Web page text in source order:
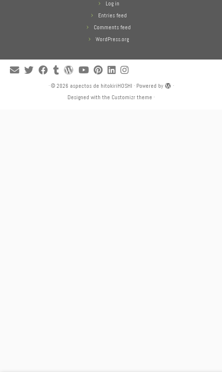
Log in
Entries feed
Comments feed
WordPress.org
· © 2026 aspectos de hitokiriHOSHI · Powered by
·
Designed with the Customizr theme ·